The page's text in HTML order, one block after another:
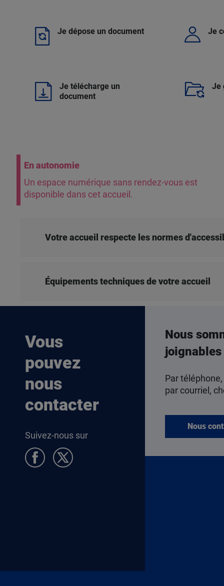
Je dépose un document Je
Je télécharge un
document
Je
En autonomie
Un espace numérique sans rendez-vous est
disponible dans cet accueil.
Votre accueil respecte les normes
Équipements techniques de votre accueil
Vous
pouvez
nous
contacter
Suivez-nous sur
Nous
joignables
Par
par courriel,
Nous